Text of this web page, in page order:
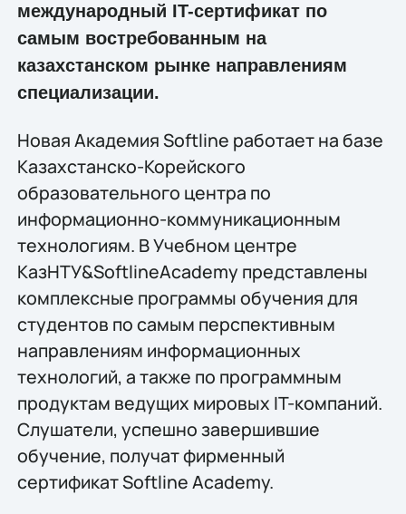
международный IT-сертификат по
самым востребованным на
казахстанском рынке направлениям
специализации.
Новая Академия Softline работает на базе
Казахстанско-Корейского
образовательного центра по
информационно-коммуникационным
технологиям. В Учебном центре
КазНТУ&SoftlineAcademy представлены
комплексные программы обучения для
студентов по самым перспективным
направлениям информационных
технологий, а также по программным
продуктам ведущих мировых IT-компаний.
Слушатели, успешно завершившие
обучение, получат фирменный
сертификат Softline Academy.